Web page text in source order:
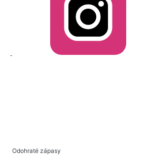
Odohraté zápasy